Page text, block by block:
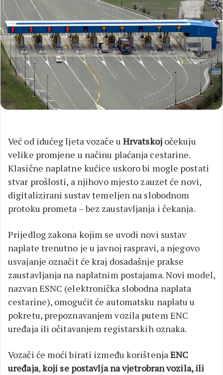
Već od idućeg ljeta vozače u Hrvatskojočekuju
velike promjene u načinu plaćanja cestarine.
Klasične naplatne kućice uskoro bi mogle postati
stvar prošlosti, a njihovo mjesto zauzet će novi,
digitalizirani sustav temeljen na slobodnom
protoku prometa – bez zaustavljanja i čekanja.
Prijedlog zakona kojim se uvodi novi sustav
naplate trenutno je u javnoj raspravi, a njegovo
usvajanje označit će kraj dosadašnje prakse
zaustavljanja na naplatnim postajama. Novi model,
nazvan ESNC (elektronička slobodna naplata
cestarine), omogućit će automatsku naplatu u
pokretu, prepoznavanjem vozila putem ENC
uređaja ili očitavanjem registarskih oznaka.
Vozači će moći birati između korištenjaENC
uređaja,koji se postavlja na vjetrobran vozila, ili